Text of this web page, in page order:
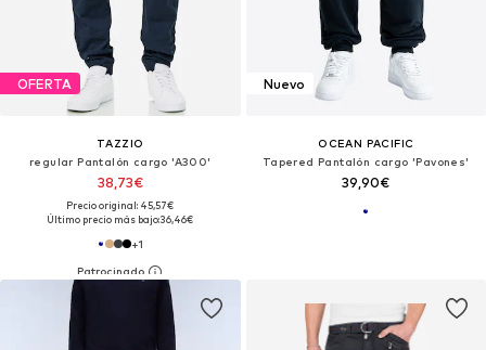
OFERTA
TAZZIO
regular Pantalón cargo 'A300'
38,73€
Precio original: 45,57€
Último precio más bajo:36,46€
+1
Nuevo
OCEAN PACIFIC
Tapered Pantalón cargo 'Pavones'
39,90€